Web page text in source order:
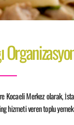
Kocaeli Merkez olarak,
hizmeti veren toplu